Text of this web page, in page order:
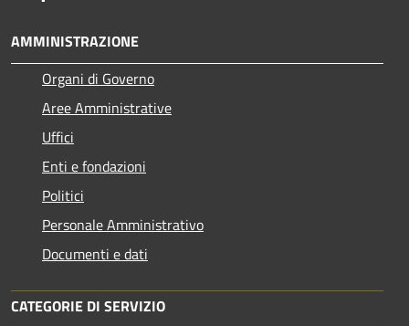
AMMINISTRAZIONE
Organi di Governo
Aree Amministrative
Uffici
Enti e fondazioni
Politici
Personale Amministrativo
Documenti e dati
CATEGORIE DI SERVIZIO